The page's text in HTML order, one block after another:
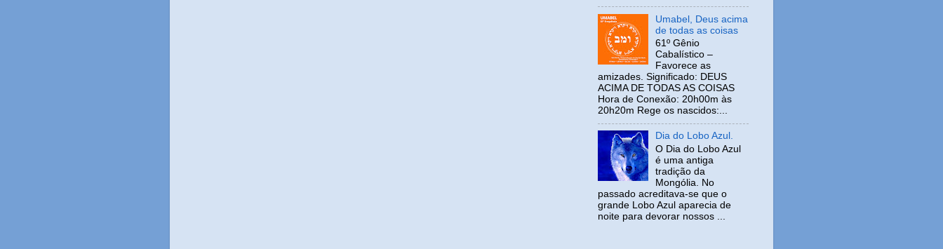
Umabel, Deus acima
de todas as coisas
61º Gênio
Cabalístico –
Favorece as
amizades. Significado: DEUS
ACIMA DE TODAS AS COISAS
Hora de Conexão: 20h00m às
20h20m Rege os nascidos:...
Dia do Lobo Azul.
O Dia do Lobo Azul
é uma antiga
tradição da
Mongólia. No
passado acreditava-se que o
grande Lobo Azul aparecia de
noite para devorar nossos ...